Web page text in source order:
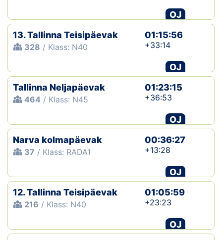
OJ
13. Tallinna Teisipäevak
328 / Klass: N40
01:15:56
+33:14
OJ
Tallinna Neljapäevak
464 / Klass: N45
01:23:15
+36:53
OJ
Narva kolmapäevak
37 / Klass: RADA1
00:36:27
+13:28
OJ
12. Tallinna Teisipäevak
216 / Klass: N40
01:05:59
+23:23
OJ